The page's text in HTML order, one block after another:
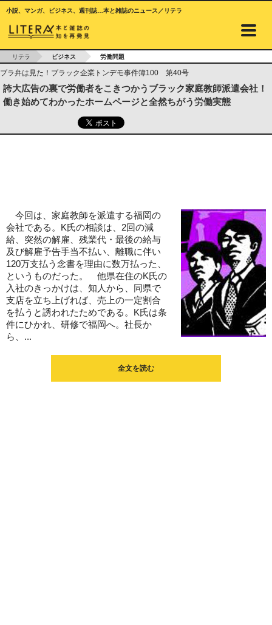
小説、マンガ、ビジネス、週刊誌…本と雑誌のニュース／リテラ
リテラ ビジネス 労働問題
ブラ弁は見た！ブラック企業トンデモ事件簿100 第40号
誇大広告の裏で労働者をこきつかうブラック家庭教師派遣会社！
働き始めてわかったホームページと全然ちがう労働実態
今回は、家庭教師を派遣する福岡の
会社である。K氏の相談は、2回の減
給、突然の解雇、残業代・最後の給与
及び解雇予告手当不払い、離職に伴い
120万支払う念書を理由に数万払った、
というものだった。 他県在住のK氏の
入社のきっかけは、知人から、同県で
支店を立ち上げれば、売上の一定割合
を払うと誘われたためである。K氏は条
件にひかれ、研修で福岡へ。社長か
ら、...
全文を読む